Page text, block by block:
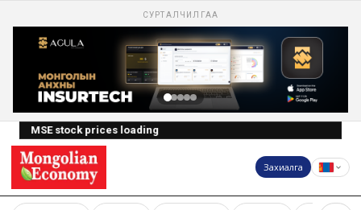
СУРТАЛЧИЛГАА
MSE stock prices loading
Захиалга